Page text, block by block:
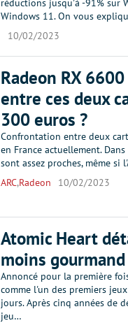
réductions jusqu'à -91% sur
Windows 11. On vous
10/02/2023
Radeon RX
entre ces deux
300 euros ?
Confrontation entre deux
en France actuellement.
sont assez proches, même si
ARC,Radeon 10/02/2023
Atomic Heart
moins
Annoncé pour la première
comme l'un des premiers
jours. Après cinq années de
jeu…